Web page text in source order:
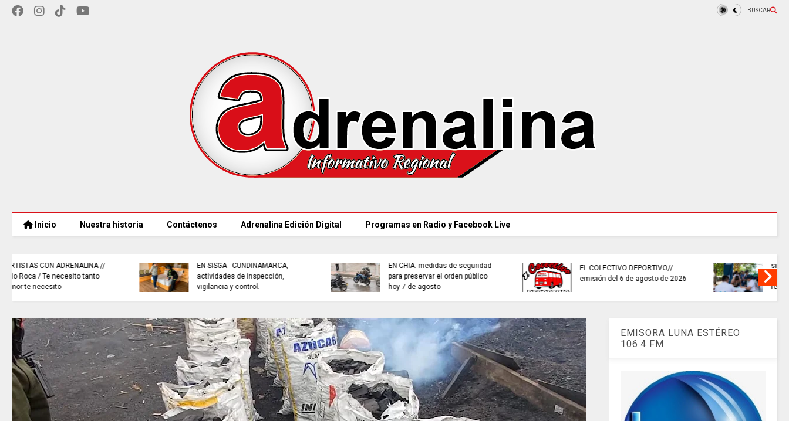
BUSCAR
Inicio Nuestra historia Contáctenos Adrenalina Edición Digital Programas en Radio y Facebook Live
sistemas de recolección de
aguas lluvias para enfrentar el
fenómeno de El Niño.
TRABAJO...........................si hay //
viernes 7 de agosto de 2026
ES HORA DE REFLEXIONAR
invitaciones públicas para
fortalecer las economías
culturales y creativas.
EMISORA LUNA ESTÉREO
106.4 FM